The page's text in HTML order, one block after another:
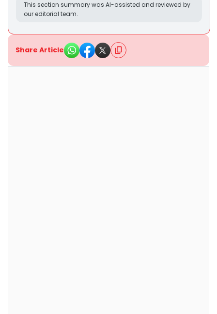
This section summary was AI-assisted and reviewed by
our editorial team.
Share Article